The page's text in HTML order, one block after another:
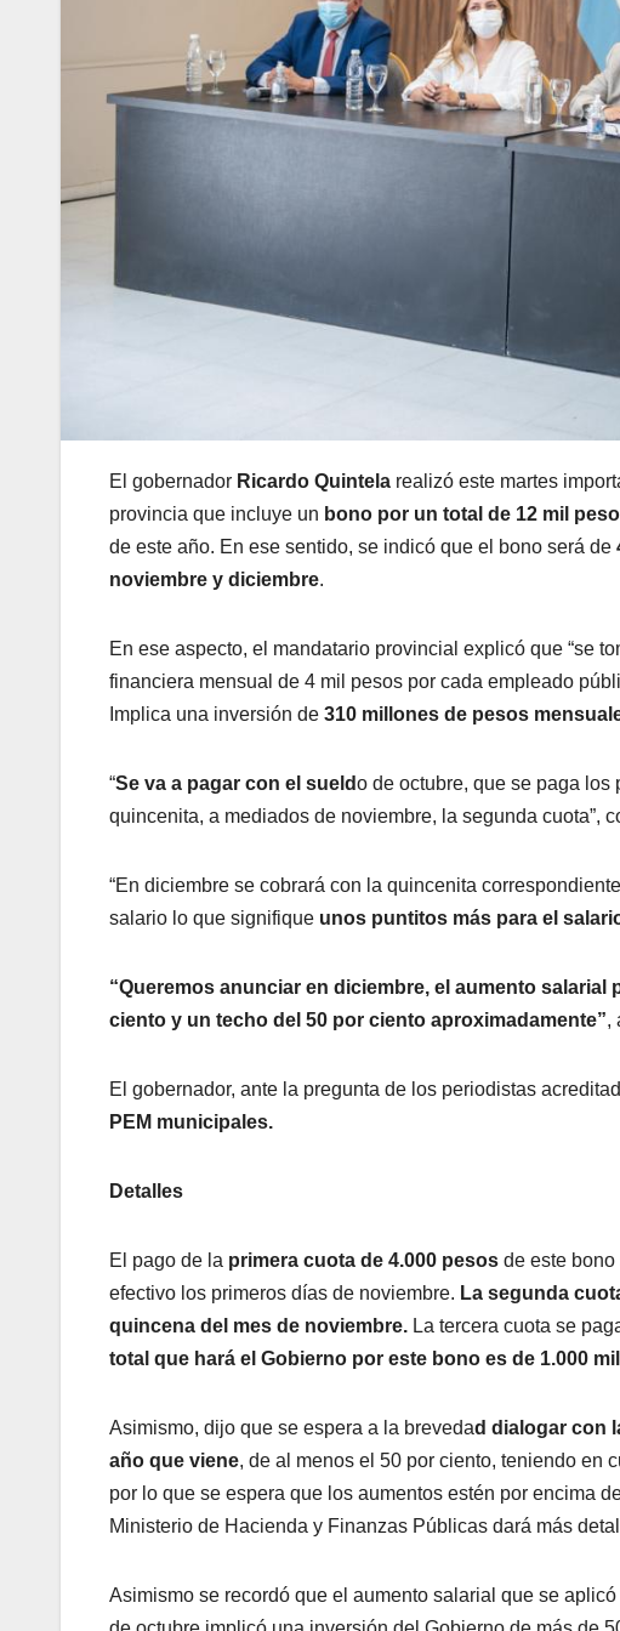
El gobernador Ricardo Quintela realizó este martes
provincia que incluye un bono por un total de 12 mil peso
de este año. En ese sentido, se indicó que el bono será de
noviembre y diciembre.
En ese aspecto, el mandatario provincial explicó que “se
financiera mensual de 4 mil pesos por cada empleado
Implica una inversión de 310 millones de pesos
“Se va a pagar con el sueldo de octubre, que se paga los
quincenita, a mediados de noviembre, la segunda cuota”,
“En diciembre se cobrará con la quincenita
salario lo que signifique unos puntitos más para el
“Queremos anunciar en diciembre, el aumento salarial
ciento y un techo del 50 por ciento aproximadamente”,
El gobernador, ante la pregunta de los periodistas
PEM municipales.
Detalles
El pago de la primera cuota de 4.000 pesos de este
efectivo los primeros días de noviembre. La segunda
quincena del mes de noviembre. La tercera cuota se
total que hará el Gobierno por este bono es de 1.000
Asimismo, dijo que se espera a la brevedad dialogar con
año que viene, de al menos el 50 por ciento, teniendo en
por lo que se espera que los aumentos estén por encima
Ministerio de Hacienda y Finanzas Públicas dará más
Asimismo se recordó que el aumento salarial que se